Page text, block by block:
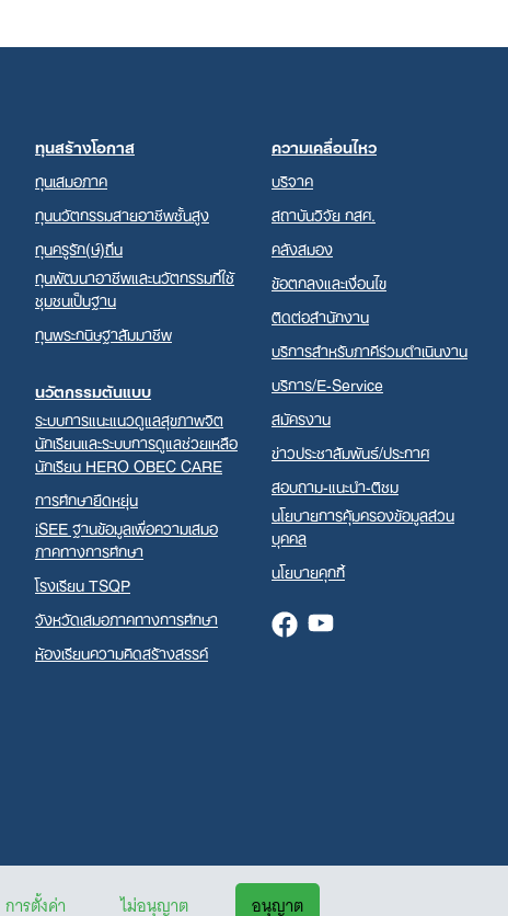
การตั้งค่า ไม่อนุญาต อนุญาต
ทุนสร้างโอกาส
ทุนเสมอภาค
ทุนนวัตกรรมสายอาชีพชั้นสูง
ทุนครูรัก(ษ์)ถิ่น
ทุนพัฒนาอาชีพและนวัตกรรมที่ใช้
ชุมชนเป็นฐาน
ทุนพระกนิษฐาสัมมาชีพ
นวัตกรรมต้นแบบ
ระบบการแนะแนวดูแลสุขภาพจิต
นักเรียนและระบบการดูแลช่วยเหลือ
นักเรียน HERO OBEC CARE
การศึกษายืดหยุ่น
iSEE ฐานข้อมูลเพื่อความเสมอ
ภาคทางการศึกษา
โรงเรียน TSQP
จังหวัดเสมอภาคทางการศึกษา
ห้องเรียนความคิดสร้างสรรค์
ความเคลื่อนไหว
บริจาค
สถาบันวิจัย กสศ.
คลังสมอง
ข้อตกลงและเงื่อนไข
ติดต่อสำนักงาน
บริการสำหรับภาคีร่วมดำเนินงาน
บริการ/E-Service
สมัครงาน
ข่าวประชาสัมพันธ์/ประกาศ
สอบถาม-แนะนำ-ติชม
นโยบายการคุ้มครองข้อมูลส่วน
บุคคล
นโยบายคุกกี้
FacebookYoutube